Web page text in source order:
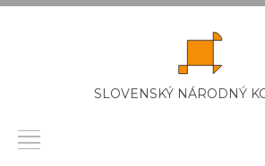
SLOVENSKÝ NÁRODNÝ